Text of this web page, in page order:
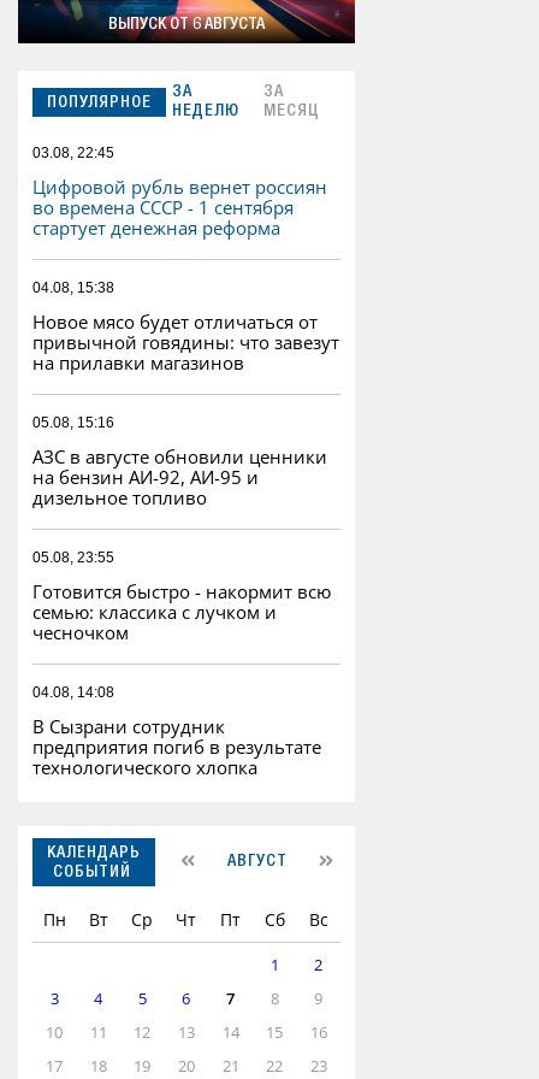
ВЫПУСК ОТ 6 АВГУСТА
ПОПУЛЯРНОЕ
ЗА
НЕДЕЛЮ
ЗА
МЕСЯЦ
03.08, 22:45
Цифровой рубль вернет россиян
во времена СССР - 1 сентября
стартует денежная реформа
04.08, 15:38
Новое мясо будет отличаться от
привычной говядины: что завезут
на прилавки магазинов
05.08, 15:16
АЗС в августе обновили ценники
на бензин АИ-92, АИ-95 и
дизельное топливо
05.08, 23:55
Готовится быстро - накормит всю
семью: классика с лучком и
чесночком
04.08, 14:08
В Сызрани сотрудник
предприятия погиб в результате
технологического хлопка
КАЛЕНДАРЬ
СОБЫТИЙ
АВГУСТ
Пн Вт Ср Чт Пт Сб Вс
1
2
3
4 5 6 7 8
9
10
11 12 13 14 15
16
17
18 19 20 21 22 23